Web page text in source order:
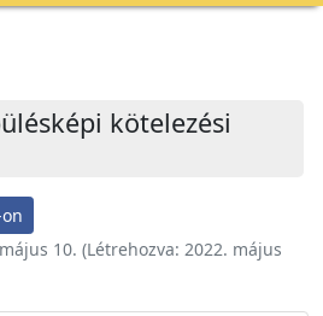
kötelezési
10. (Létrehozva: 2022. május